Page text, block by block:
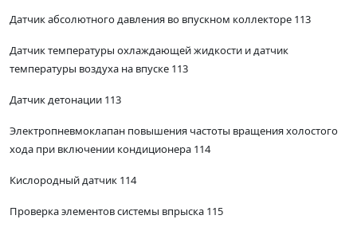
Датчик абсолютного давления во впускном коллекторе 113
Датчик температуры охлаждающей жидкости и датчик
температуры воздуха на впуске 113
Датчик детонации 113
Электропневмоклапан повышения частоты вращения холостого
хода при включении кондиционера 114
Кислородный датчик 114
Проверка элементов системы впрыска 115